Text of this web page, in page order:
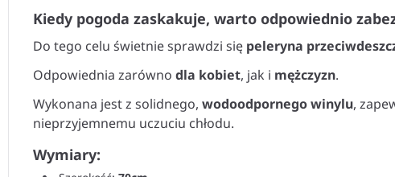
Kiedy pogoda zaskakuje, warto odpowiednio
Do tego celu świetnie sprawdzi się peleryna
Odpowiednia zarówno dla kobiet, jak i mężczyzn.
Wykonana jest z solidnego, wodoodpornego winylu,
nieprzyjemnemu uczuciu chłodu.
Wymiary: